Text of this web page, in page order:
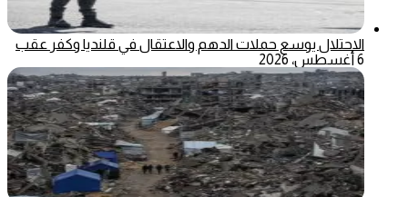
الاحتلال يوسع حملات الدهم والاعتقال في قلنديا وكفر عقب
6 أغسطس، 2026